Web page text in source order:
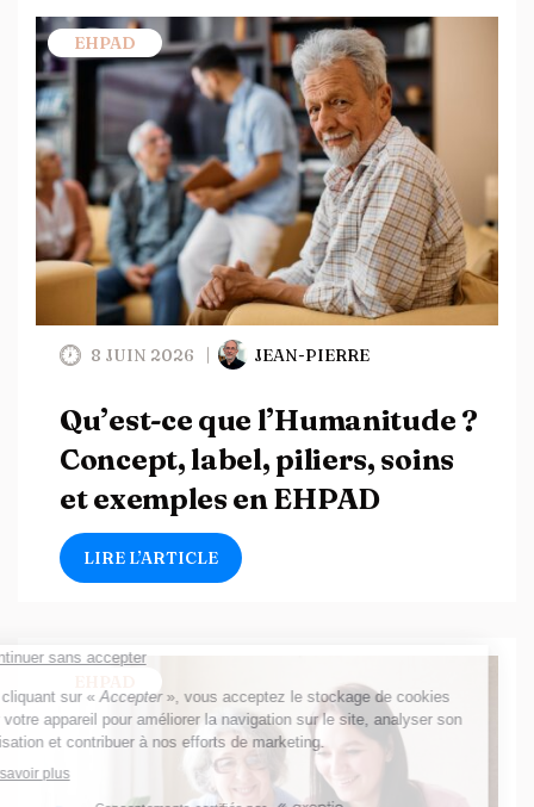
EHPAD
8 JUIN 2026 JEAN-PIERRE
Qu’est-ce que l’Humanitude ?
Concept, label, piliers, soins
et exemples en EHPAD
LIRE L’ARTICLE